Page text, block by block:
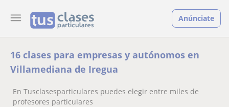
Anúnciate
16 clases para empresas y autónomos en
Villamediana de Iregua
En Tusclasesparticulares puedes elegir entre miles de
profesores particulares